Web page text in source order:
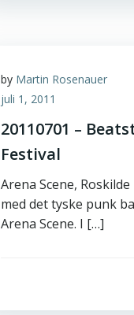
by Martin Rosenauer
juli 1, 2011
20110701 –
Festival
Arena Scene,
med det tyske punk
Arena Scene. I […]